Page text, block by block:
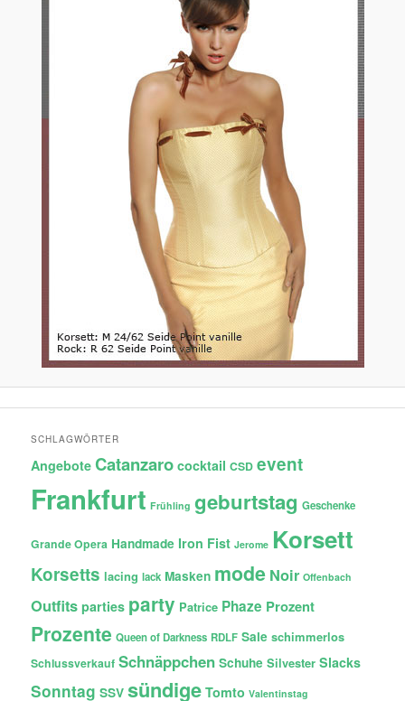
SCHLAGWÖRTER
Angebote Catanzaro cocktail CSD event
Frankfurt Frühling geburtstag Geschenke
Grande Opera Handmade Iron Fist Jerome Korsett
Korsetts lacing lack Masken mode Noir Offenbach
Outfits parties party Patrice Phaze Prozent
Prozente Queen of Darkness RDLF Sale schimmerlos
Schlussverkauf Schnäppchen Schuhe Silvester Slacks
Sonntag SSV sündige Tomto Valentinstag